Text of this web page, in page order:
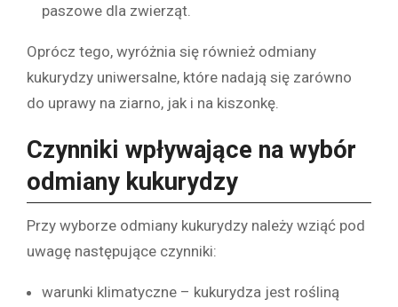
paszowe dla zwierząt.
Oprócz tego, wyróżnia się również odmiany
kukurydzy uniwersalne, które nadają się zarówno
do uprawy na ziarno, jak i na kiszonkę.
Czynniki wpływające na wybór
odmiany kukurydzy
Przy wyborze odmiany kukurydzy należy wziąć pod
uwagę następujące czynniki:
warunki klimatyczne – kukurydza jest rośliną